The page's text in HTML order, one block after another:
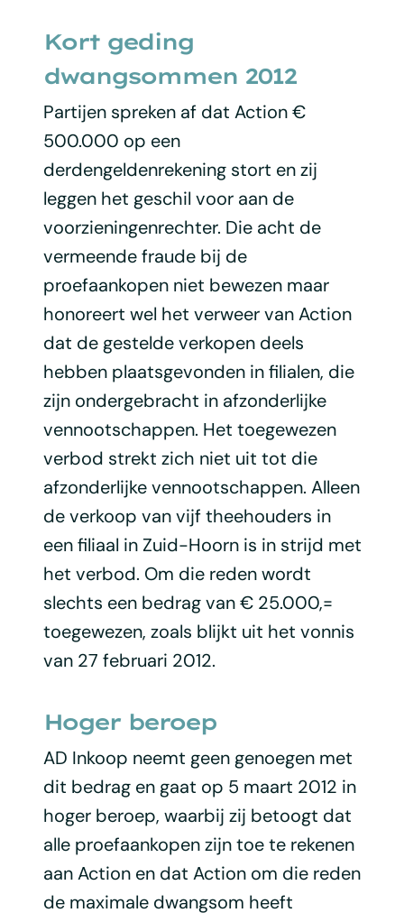
Kort geding
dwangsommen 2012
Partijen spreken af dat Action €
500.000 op een
derdengeldenrekening stort en zij
leggen het geschil voor aan de
voorzieningenrechter. Die acht de
vermeende fraude bij de
proefaankopen niet bewezen maar
honoreert wel het verweer van Action
dat de gestelde verkopen deels
hebben plaatsgevonden in filialen, die
zijn ondergebracht in afzonderlijke
vennootschappen. Het toegewezen
verbod strekt zich niet uit tot die
afzonderlijke vennootschappen. Alleen
de verkoop van vijf theehouders in
een filiaal in Zuid-Hoorn is in strijd met
het verbod. Om die reden wordt
slechts een bedrag van € 25.000,=
toegewezen, zoals blijkt uit het vonnis
van 27 februari 2012.
Hoger beroep
AD Inkoop neemt geen genoegen met
dit bedrag en gaat op 5 maart 2012 in
hoger beroep, waarbij zij betoogt dat
alle proefaankopen zijn toe te rekenen
aan Action en dat Action om die reden
de maximale dwangsom heeft